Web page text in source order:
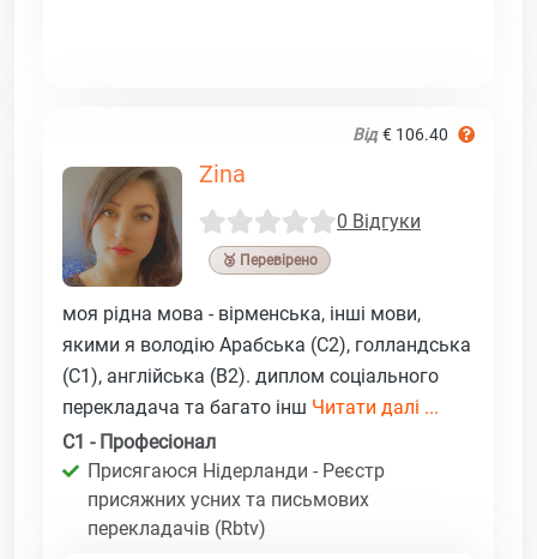
Від € 106.40
Zina
0 Відгуки
🥉 Перевірено
моя рідна мова - вірменська, інші мови,
якими я володію Арабська (C2), голландська
(C1), англійська (B2). диплом соціального
перекладача та багато інш Читати далі ...
C1 - Професіонал
Присягаюся Нідерланди - Реєстр
присяжних усних та письмових
перекладачів (Rbtv)